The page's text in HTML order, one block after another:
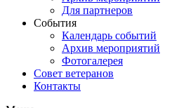
Для партнеров
События
Календарь событий
Архив мероприятий
Фотогалерея
Совет ветеранов
Контакты